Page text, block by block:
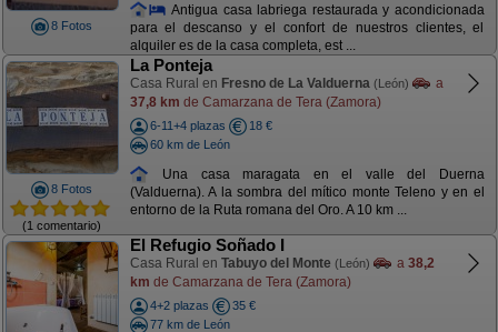
8 Fotos
Antigua casa labriega restaurada y acondicionada
para el descanso y el confort de nuestros clientes, el
alquiler es de la casa completa, est ...
8 Fotos
(1 comentario)
La Ponteja
Casa Rural en Fresno de La Valduerna (León)
a
37,8 km de Camarzana de Tera (Zamora)
6-11+4 plazas
18 €
60 km de León
Una casa maragata en el valle del Duerna
(Valduerna). A la sombra del mítico monte Teleno y en el
entorno de la Ruta romana del Oro. A 10 km ...
El Refugio Soñado I
Casa Rural en Tabuyo del Monte (León) a 38,2
km de Camarzana de Tera (Zamora)
4+2 plazas
35 €
77 km de León